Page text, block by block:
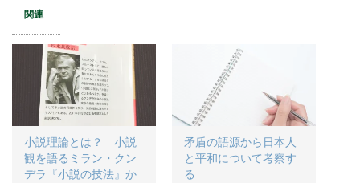
関連
小説理論とは？ 小説
観を語るミラン・クン
デラ『小説の技法』か
矛盾の語源から日本人
と平和について考察す
る